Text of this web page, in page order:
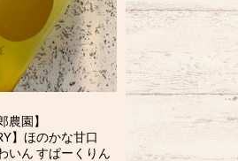
農園】
】ほのかな甘口
いん すぱーくりん